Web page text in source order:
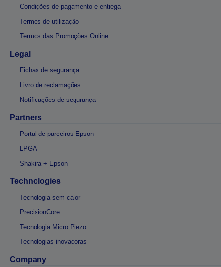
Condições de pagamento e entrega
Termos de utilização
Termos das Promoções Online
Legal
Fichas de segurança
Livro de reclamações
Notificações de segurança
Partners
Portal de parceiros Epson
LPGA
Shakira + Epson
Technologies
Tecnologia sem calor
PrecisionCore
Tecnologia Micro Piezo
Tecnologias inovadoras
Company